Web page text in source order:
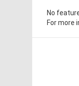
No
For more